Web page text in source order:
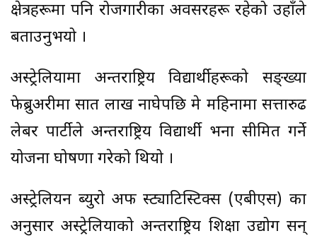
क्षेत्रहरूमा पनि रोजगारीका अवसरहरू रहेको उहाँले
बताउनुभयो ।
अस्ट्रेलियामा अन्तर्राष्ट्रिय विद्यार्थीहरूको सङ्ख्या
फेब्रुअरीमा सात लाख नाघेपछि मे महिनामा सत्तारुढ
लेबर पार्टीले अन्तर्राष्ट्रिय विद्यार्थी भर्ना सीमित गर्ने
योजना घोषणा गरेको थियो ।
अस्ट्रेलियन ब्युरो अफ स्ट्याटिस्टिक्स (एबीएस) का
अनुसार अस्ट्रेलियाको अन्तर्राष्ट्रिय शिक्षा उद्योग सन्